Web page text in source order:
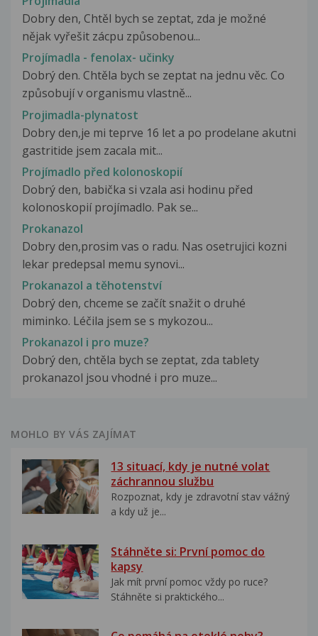
Dobry den, Chtěl bych se zeptat, zda je možné
nějak vyřešit zácpu způsobenou...
Projímadla - fenolax- učinky
Dobrý den. Chtěla bych se zeptat na jednu věc. Co
způsobují v organismu vlastně...
Projimadla-plynatost
Dobry den,je mi teprve 16 let a po prodelane akutni
gastritide jsem zacala mit...
Projímadlo před kolonoskopií
Dobrý den, babička si vzala asi hodinu před
kolonoskopií projímadlo. Pak se...
Prokanazol
Dobry den,prosim vas o radu. Nas osetrujici kozni
lekar predepsal memu synovi...
Prokanazol a těhotenství
Dobrý den, chceme se začít snažit o druhé
miminko. Léčila jsem se s mykozou...
Prokanazol i pro muze?
Dobrý den, chtěla bych se zeptat, zda tablety
prokanazol jsou vhodné i pro muze...
MOHLO BY VÁS ZAJÍMAT
13 situací, kdy je nutné volat
záchrannou službu
Rozpoznat, kdy je zdravotní stav vážný
a kdy už je...
Stáhněte si: První pomoc do
kapsy
Jak mít první pomoc vždy po ruce?
Stáhněte si praktického...